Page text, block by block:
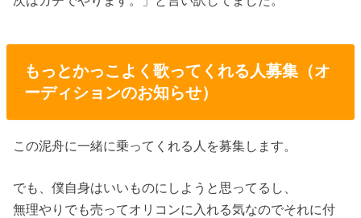
もっとかっこよく歌ってくれる人募集（オ
ーディションのお知らせ）
この泥舟に一緒に乗ってくれる人を募集します。
でも、僕自身はいいものにしようと思ってるし、
無理やりでも売ってオリコンに入れる気なのでそれに付